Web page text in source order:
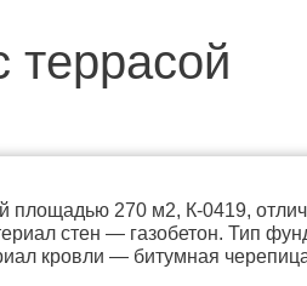
террасой
площадью 270 м2, К-0419,
стен — газобетон. Тип
кровли — битумная